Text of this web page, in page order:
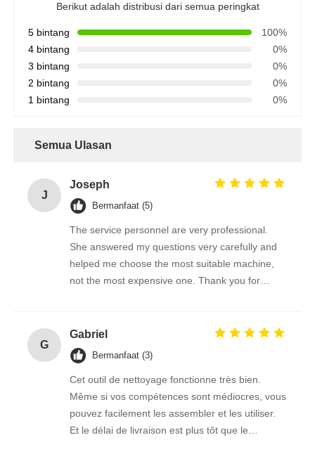
Berikut adalah distribusi dari semua peringkat
5 bintang
100%
4 bintang
0%
3 bintang
0%
2 bintang
0%
1 bintang
0%
Semua Ulasan
J
Joseph
Bermanfaat (5)
The service personnel are very professional.
She answered my questions very carefully and
helped me choose the most suitable machine,
not the most expensive one. Thank you for
G
Gabriel
Bermanfaat (3)
Cet outil de nettoyage fonctionne très bien.
Même si vos compétences sont médiocres, vous
pouvez facilement les assembler et les utiliser.
Et le délai de livraison est plus tôt que le